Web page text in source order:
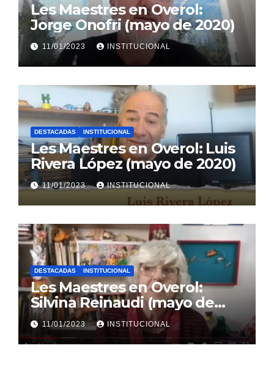
Les Maestres en Overol:
Jorge Onofri (mayo de 2020)
11/01/2023 INSTITUCIONAL
DESTACADAS INSTITUCIONAL
Les Maestres en Overol: Luis
Rivera López (mayo de 2020)
11/01/2023 INSTITUCIONAL
DESTACADAS INSTITUCIONAL
Les Maestres en Overol:
Silvina Reinaudi (mayo de
2020)
11/01/2023 INSTITUCIONAL